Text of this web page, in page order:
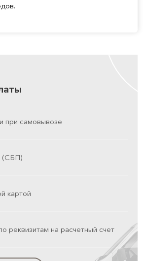
при самовывозе
(СБП)
картой
реквизитам на расчетный счет